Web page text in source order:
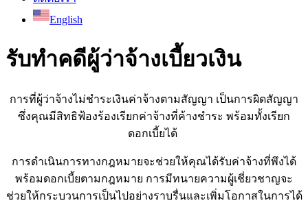
English
รับทำคดีผู้ว่าจ้างเบี้ยวเงิน
การที่ผู้ว่าจ้างไม่ชำระเงินค่าจ้างตามสัญญา เป็นการผิดสัญญา
ซึ่งคุณมีสิทธิฟ้องร้องเรียกค่าจ้างที่ค้างชำระ พร้อมทั้งเรียก
ดอกเบี้ยได้
การดำเนินการทางกฎหมายจะช่วยให้คุณได้รับค่าจ้างที่พึงได้
พร้อมดอกเบี้ยตามกฎหมาย การมีทนายความผู้เชี่ยวชาญจะ
ช่วยให้กระบวนการเป็นไปอย่างราบรื่นและเพิ่มโอกาสในการได้